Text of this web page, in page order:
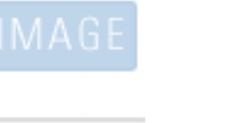
소피요가 / 브랜디드